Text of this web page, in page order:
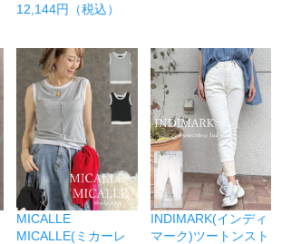
12,144円（税込）
MICALLE
MICALLE(ミカーレ
INDIMARK(インディ
マーク)ツートンスト